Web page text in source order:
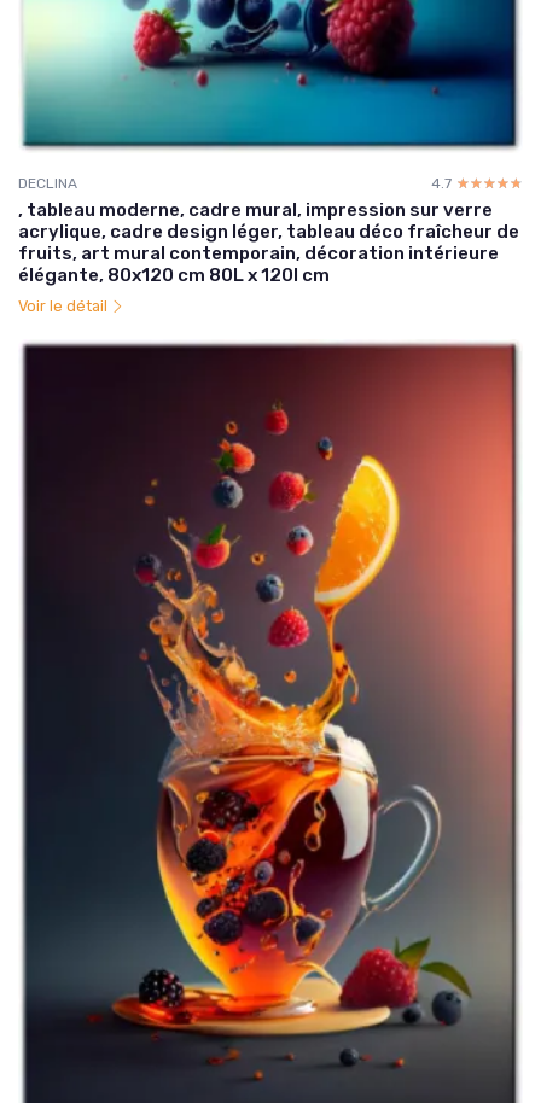
DECLINA 4.7 ☆☆☆☆☆
★★★★★
, tableau moderne, cadre mural, impression sur verre
acrylique, cadre design léger, tableau déco fraîcheur de
fruits, art mural contemporain, décoration intérieure
élégante, 80x120 cm 80L x 120l cm
Voir le détail